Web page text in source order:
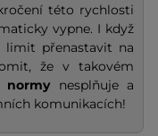
této rychlosti
vypne. I když
limit přenastavit na
že v takovém
normynesplňuje a
komunikacích!